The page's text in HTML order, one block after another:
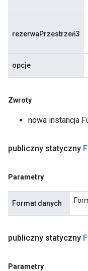
rezerwaPrzestrzeń3
opcje
Zwroty
nowa instancja
publiczny statyczny
Parametry
Format danych
publiczny statyczny
Parametry